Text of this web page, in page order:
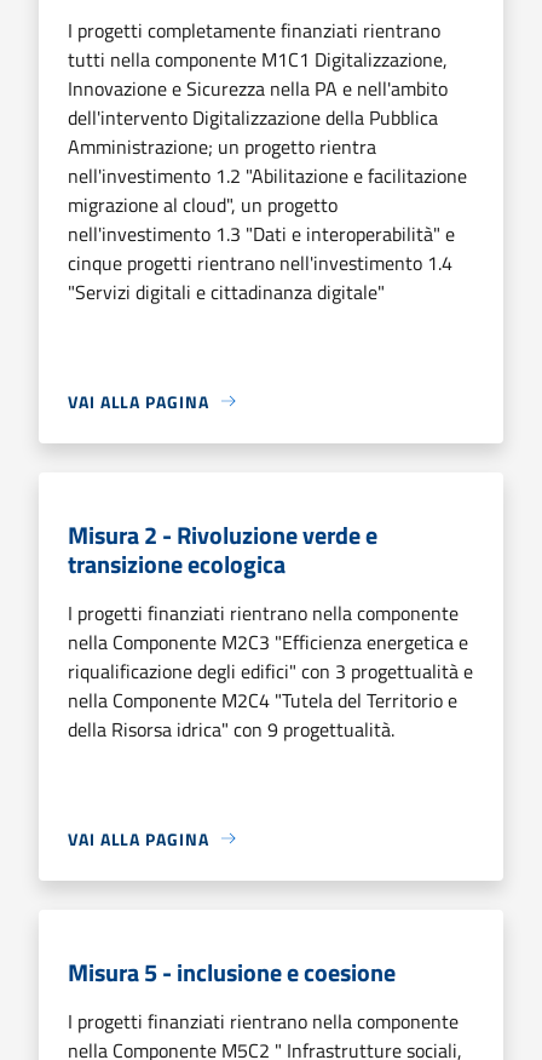
I progetti completamente finanziati rientrano
tutti nella componente M1C1 Digitalizzazione,
Innovazione e Sicurezza nella PA e nell'ambito
dell'intervento Digitalizzazione della Pubblica
Amministrazione; un progetto rientra
nell'investimento 1.2 "Abilitazione e facilitazione
migrazione al cloud", un progetto
nell'investimento 1.3 "Dati e interoperabilità" e
cinque progetti rientrano nell'investimento 1.4
"Servizi digitali e cittadinanza digitale"
VAI ALLA PAGINA
Misura 2 - Rivoluzione verde e
transizione ecologica
I progetti finanziati rientrano nella componente
nella Componente M2C3 "Efficienza energetica e
riqualificazione degli edifici" con 3 progettualità e
nella Componente M2C4 "Tutela del Territorio e
della Risorsa idrica" con 9 progettualità.
VAI ALLA PAGINA
Misura 5 - inclusione e coesione
I progetti finanziati rientrano nella componente
nella Componente M5C2 " Infrastrutture sociali,